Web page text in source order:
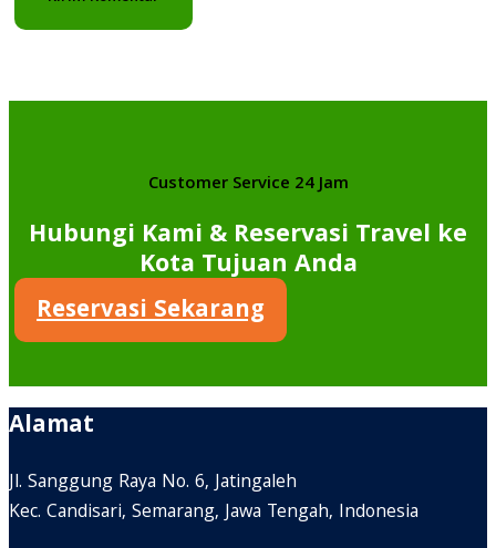
Customer Service 24 Jam
Hubungi Kami & Reservasi Travel ke
Kota Tujuan Anda
Reservasi Sekarang
Alamat
Jl. Sanggung Raya No. 6, Jatingaleh
Kec. Candisari, Semarang, Jawa Tengah, Indonesia